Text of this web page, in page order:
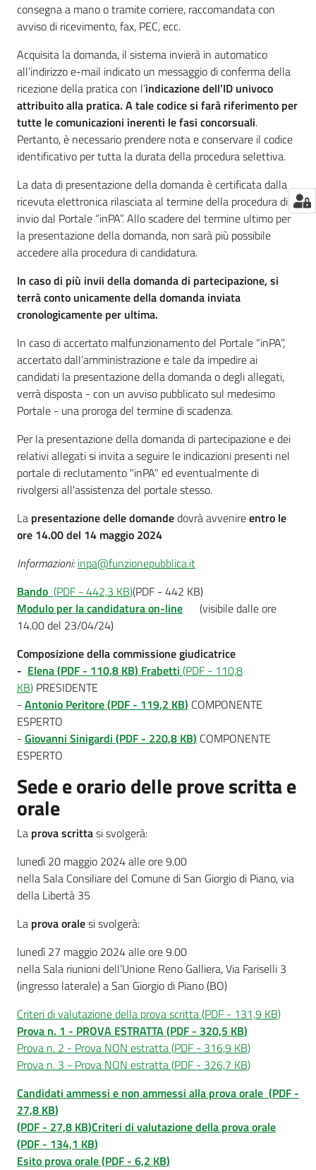
consegna a mano o tramite corriere, raccomandata con
avviso di ricevimento, fax, PEC, ecc.
Acquisita la domanda, il sistema invierà in automatico
all’indirizzo e-mail indicato un messaggio di conferma della
ricezione della pratica con l’indicazione dell’ID univoco
attribuito alla pratica. A tale codice si farà riferimento per
tutte le comunicazioni inerenti le fasi concorsuali.
Pertanto, è necessario prendere nota e conservare il codice
identificativo per tutta la durata della procedura selettiva.
La data di presentazione della domanda è certificata dalla
ricevuta elettronica rilasciata al termine della procedura di
invio dal Portale “inPA”. Allo scadere del termine ultimo per
la presentazione della domanda, non sarà più possibile
accedere alla procedura di candidatura.
In caso di più invii della domanda di partecipazione, si
terrà conto unicamente della domanda inviata
cronologicamente per ultima.
In caso di accertato malfunzionamento del Portale “inPA”,
accertato dall’amministrazione e tale da impedire ai
candidati la presentazione della domanda o degli allegati,
verrà disposta - con un avviso pubblicato sul medesimo
Portale - una proroga del termine di scadenza.
Per la presentazione della domanda di partecipazione e dei
relativi allegati si invita a seguire le indicazioni presenti nel
portale di reclutamento "inPA" ed eventualmente di
rivolgersi all'assistenza del portale stesso.
La presentazione delle domandedovrà avvenireentro le
ore 14.00 del 14 maggio 2024
Informazioni:inpa@funzionepubblica.it
Bando (PDF - 442,3 KB)(PDF - 442 KB)
Modulo per la candidatura on-line
(visibile dalle ore
14.00 del 23/04/24)
Composizione della commissione giudicatrice
- Elena(PDF - 110,8 KB) Frabetti (PDF - 110,8
KB) PRESIDENTE
- Antonio Peritore(PDF - 119,2 KB) COMPONENTE
ESPERTO
- Giovanni Sinigardi (PDF - 220,8 KB) COMPONENTE
ESPERTO
Sede e orario delle prove scritta e
orale
La prova scrittasi svolgerà:
lunedì 20 maggio 2024 alle ore 9.00
nella Sala Consiliare del Comune di San Giorgio di Piano, via
della Libertà 35
La prova oralesi svolgerà:
lunedì 27 maggio 2024 alle ore 9.00
nella Sala riunioni dell’Unione Reno Galliera, Via Fariselli 3
(ingresso laterale) a San Giorgio di Piano (BO)
Criteri di valutazione della prova scritta(PDF - 131,9 KB)
Prova n. 1 - PROVA ESTRATTA(PDF - 320,5 KB)
Prova n. 2 - Prova NON estratta(PDF - 316,9 KB)
Prova n. 3 - Prova NON estratta(PDF - 326,7 KB)
Candidati ammessi e non ammessi alla prova orale (PDF -
27,8 KB)
(PDF - 27,8 KB)Criteri di valutazione della prova orale
(PDF - 134,1 KB)
Esito prova orale(PDF - 6,2 KB)